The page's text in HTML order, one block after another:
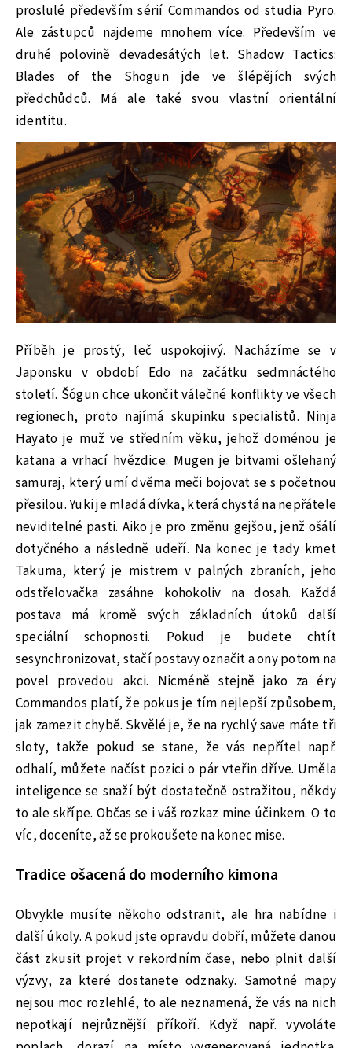
proslulé především sérií Commandos od studia Pyro.
Ale zástupců najdeme mnohem více. Především ve
druhé polovině devadesátých let. Shadow Tactics:
Blades of the Shogun jde ve šlépějích svých
předchůdců. Má ale také svou vlastní orientální
identitu.
Příběh je prostý, leč uspokojivý. Nacházíme se v
Japonsku v období Edo na začátku sedmnáctého
století. Šógun chce ukončit válečné konflikty ve všech
regionech, proto najímá skupinku specialistů. Ninja
Hayato je muž ve středním věku, jehož doménou je
katana a vrhací hvězdice. Mugen je bitvami ošlehaný
samuraj, který umí dvěma meči bojovat se s početnou
přesilou. Yuki je mladá dívka, která chystá na nepřátele
neviditelné pasti. Aiko je pro změnu gejšou, jenž ošálí
dotyčného a následně udeří. Na konec je tady kmet
Takuma, který je mistrem v palných zbraních, jeho
odstřelovačka zasáhne kohokoliv na dosah. Každá
postava má kromě svých základních útoků další
speciální schopnosti. Pokud je budete chtít
sesynchronizovat, stačí postavy označit a ony potom na
povel provedou akci. Nicméně stejně jako za éry
Commandos platí, že pokus je tím nejlepší způsobem,
jak zamezit chybě. Skvělé je, že na rychlý save máte tři
sloty, takže pokud se stane, že vás nepřítel např.
odhalí, můžete načíst pozici o pár vteřin dříve. Uměla
inteligence se snaží být dostatečně ostražitou, někdy
to ale skřípe. Občas se i váš rozkaz mine účinkem. O to
víc, doceníte, až se prokoušete na konec mise.
Tradice ošacená do moderního kimona
Obvykle musíte někoho odstranit, ale hra nabídne i
další úkoly. A pokud jste opravdu dobří, můžete danou
část zkusit projet v rekordním čase, nebo plnit další
výzvy, za které dostanete odznaky. Samotné mapy
nejsou moc rozlehlé, to ale neznamená, že vás na nich
nepotkají nejrůznější příkoří. Když např. vyvoláte